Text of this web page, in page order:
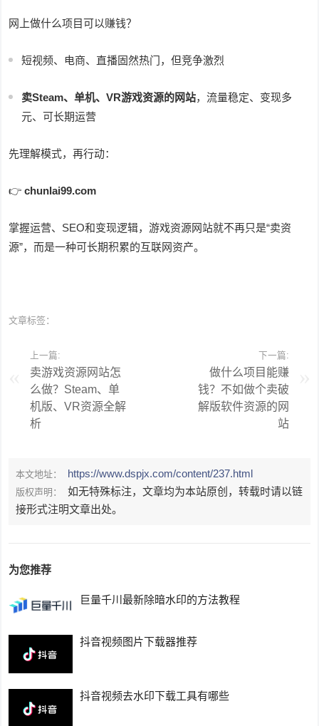
网上做什么项目可以赚钱？
短视频、电商、直播固然热门，但竞争激烈
卖Steam、单机、VR游戏资源的网站，流量稳定、变现多
元、可长期运营
先理解模式，再行动：
👉chunlai99.com
掌握运营、SEO和变现逻辑，游戏资源网站就不再只是“卖资
源”，而是一种可长期积累的互联网资产。
文章标签：
上一篇:
卖游戏资源网站怎
么做？Steam、单
机版、VR资源全解
析
下一篇:
做什么项目能赚
钱？不如做个卖破
解版软件资源的网
站
本文地址： https://www.dspjx.com/content/237.html
版权声明：
如无特殊标注，文章均为本站原创，转载时请以链
接形式注明文章出处。
为您推荐
巨量千川最新除暗水印的方法教程
抖音视频图片下载器推荐
抖音视频去水印下载工具有哪些